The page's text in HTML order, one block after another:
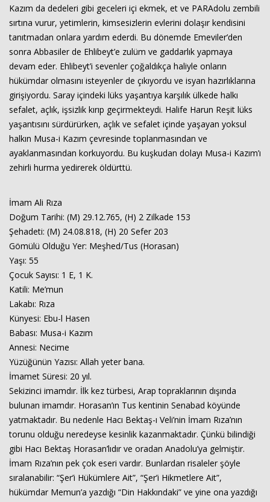
Kazım da dedeleri gibi geceleri içi ekmek, et ve PARAdolu zembili
sırtına vurur, yetimlerin, kimsesizlerin evlerini dolaşır kendisini
tanıtmadan onlara yardım ederdi. Bu dönemde Emeviler’den
sonra Abbasiler de Ehlibeyt’e zulüm ve gaddarlık yapmaya
devam eder. Ehlibeyt’i sevenler çoğaldıkça haliyle onların
hükümdar olmasını isteyenler de çıkıyordu ve isyan hazırlıklarına
girişiyordu. Saray içindeki lüks yaşantıya karşılık ülkede halkı
sefalet, açlık, işsizlik kırıp geçirmekteydi. Halife Harun Reşit lüks
yaşantısını sürdürürken, açlık ve sefalet içinde yaşayan yoksul
halkın Musa-i Kazım çevresinde toplanmasından ve
ayaklanmasından korkuyordu. Bu kuşkudan dolayı Musa-i Kazım’ı
zehirli hurma yedirerek öldürttü.
İmam Ali Rıza
Doğum Tarihi: (M) 29.12.765, (H) 2 Zilkade 153
Şehadeti: (M) 24.08.818, (H) 20 Sefer 203
Gömülü Olduğu Yer: Meşhed/Tus (Horasan)
Yaşı: 55
Çocuk Sayısı: 1 E, 1 K.
Katili: Me’mun
Lakabı: Rıza
Künyesi: Ebu-l Hasen
Babası: Musa-i Kazım
Annesi: Necime
Yüzüğünün Yazısı: Allah yeter bana.
İmamet Süresi: 20 yıl.
Sekizinci imamdır. İlk kez türbesi, Arap topraklarının dışında
bulunan imamdır. Horasan’ın Tus kentinin Senabad köyünde
yatmaktadır. Bu nedenle Hacı Bektaş-ı Veli’nin İmam Rıza’nın
torunu olduğu neredeyse kesinlik kazanmaktadır. Çünkü bilindiği
gibi Hacı Bektaş Horasan’lıdır ve oradan Anadolu’ya gelmiştir.
İmam Rıza’nın pek çok eseri vardır. Bunlardan risaleler şöyle
sıralanabilir: “Şer’i Hükümlere Ait”, “Şer’i Hikmetlere Ait”,
hükümdar Memun’a yazdığı “Din Hakkındaki” ve yine ona yazdığı